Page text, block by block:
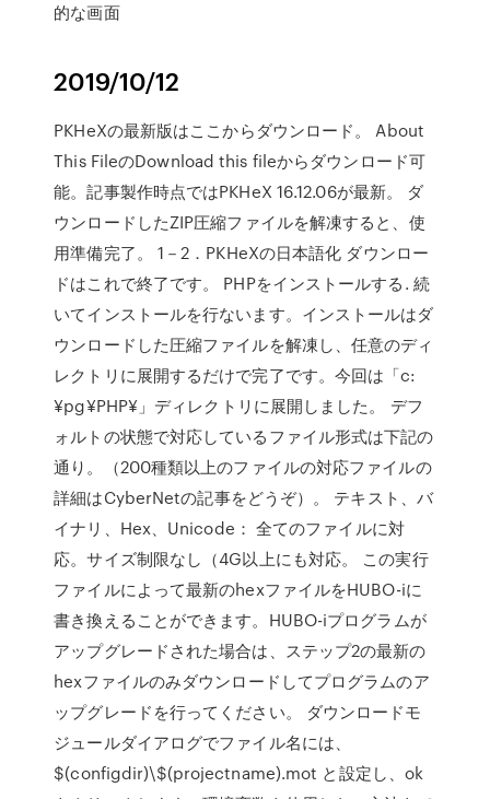
的な画面
2019/10/12
PKHeXの最新版はここからダウンロード。 About
This FileのDownload this fileからダウンロード可
能。記事製作時点ではPKHeX 16.12.06が最新。 ダ
ウンロードしたZIP圧縮ファイルを解凍すると、使
用準備完了。 1－2．PKHeXの日本語化 ダウンロー
ドはこれで終了です。 PHPをインストールする. 続
いてインストールを行ないます。インストールはダ
ウンロードした圧縮ファイルを解凍し、任意のディ
レクトリに展開するだけで完了です。今回は「c:
¥pg¥PHP¥」ディレクトリに展開しました。 デフ
ォルトの状態で対応しているファイル形式は下記の
通り。（200種類以上のファイルの対応ファイルの
詳細はCyberNetの記事をどうぞ）。 テキスト、バ
イナリ、Hex、Unicode： 全てのファイルに対
応。サイズ制限なし（4G以上にも対応。 この実行
ファイルによって最新のhexファイルをHUBO-iに
書き換えることができます。HUBO-iプログラムが
アップグレードされた場合は、ステップ2の最新の
hexファイルのみダウンロードしてプログラムのア
ップグレードを行ってください。 ダウンロードモ
ジュールダイアログでファイル名には、
$(configdir)\$(projectname).mot と設定し、ok